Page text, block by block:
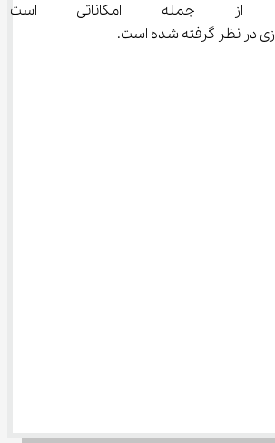
از جمله امکاناتی
در نظر گرفته شده است.